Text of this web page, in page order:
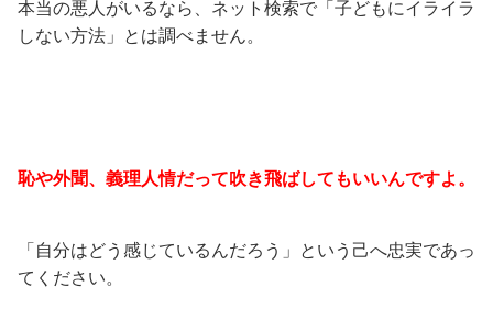
本当の悪人がいるなら、ネット検索で「子どもにイライラ
しない方法」とは調べません。
恥や外聞、義理人情だって吹き飛ばしてもいいんですよ。
「自分はどう感じているんだろう」という己へ忠実であっ
てください。